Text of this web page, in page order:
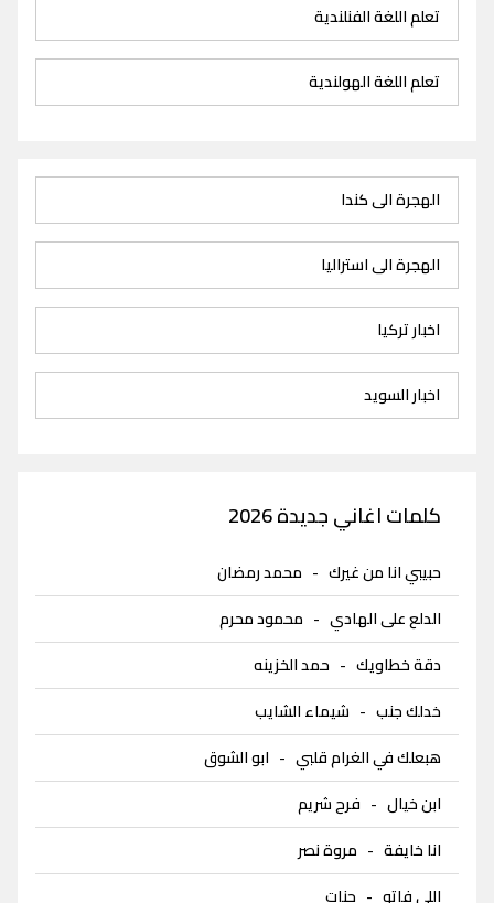
تعلم اللغة الفنلندية
تعلم اللغة الهولندية
الهجرة الى كندا
الهجرة الى استراليا
اخبار تركيا
اخبار السويد
كلمات اغاني جديدة 2026
حبيبي انا من غيرك - محمد رمضان
الدلع على الهادي - محمود محرم
دقة خطاويك - حمد الخزينه
خدلك جنب - شيماء الشايب
هبعلك في الغرام قلبي - ابو الشوق
ابن خيال - فرح شريم
انا خايفة - مروة نصر
اللي فاتو - جنات